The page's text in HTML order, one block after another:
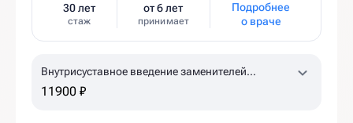
30 лет
стаж
от 6 лет
принимает
Подробнее
о враче
Внутрисуставное введение заменителей
синовиальной жидкости Гиалджект (коленный,
11900 ₽